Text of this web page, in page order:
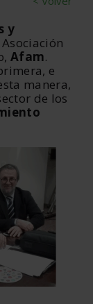
y
Afam.
e
manera,
de los